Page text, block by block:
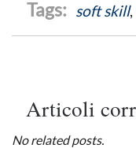
soft skill,
Articoli
No related posts.